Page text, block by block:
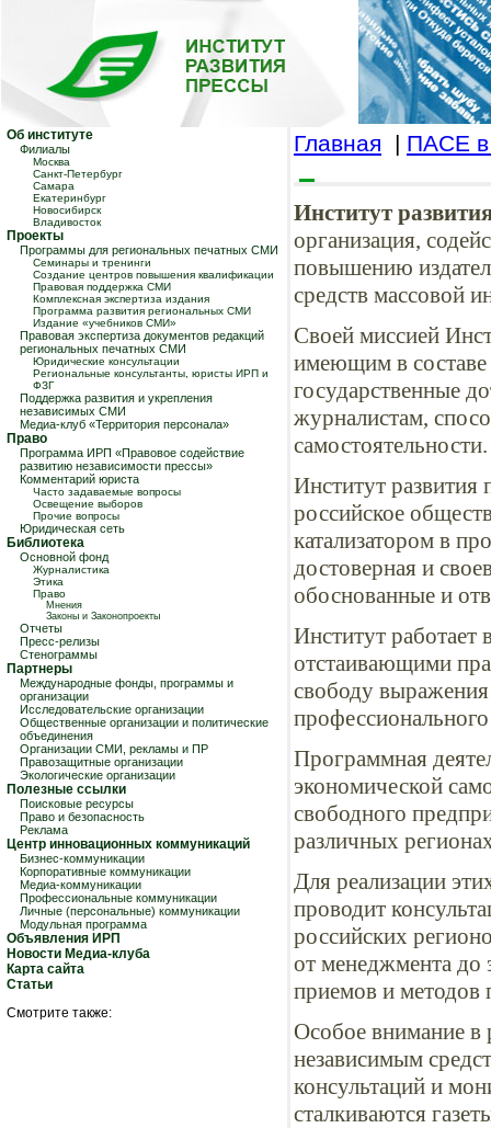
Об институте
Филиалы
Москва
Санкт-Петербург
Самара
Екатеринбург
Новосибирск
Владивосток
Проекты
Программы для региональных печатных СМИ
Семинары и тренинги
Создание центров повышения квалификации
Правовая поддержка СМИ
Комплексная экспертиза издания
Программа развития региональных СМИ
Издание «учебников СМИ»
Правовая экспертиза документов редакций
региональных печатных СМИ
Юридические консультации
Региональные консультанты, юристы ИРП и
ФЗГ
Поддержка развития и укрепления
независимых СМИ
Медиа-клуб «Территория персонала»
Право
Программа ИРП «Правовое содействие
развитию независимости прессы»
Комментарий юриста
Часто задаваемые вопросы
Освещение выборов
Прочие вопросы
Юридическая сеть
Библиотека
Основной фонд
Журналистика
Этика
Право
Мнения
Законы и Законопроекты
Отчеты
Пресс-релизы
Стенограммы
Партнеры
Международные фонды, программы и
организации
Исследовательские организации
Общественные организации и политические
объединения
Организации СМИ, рекламы и ПР
Правозащитные организации
Экологические организации
Полезные ссылки
Поисковые ресурсы
Право и безопасность
Реклама
Центр инновационных коммуникаций
Бизнес-коммуникации
Корпоративные коммуникации
Медиа-коммуникации
Профессиональные коммуникации
Личные (персональные) коммуникации
Модульная программа
Объявления ИРП
Новости Медиа-клуба
Карта сайта
Статьи
Смотрите также:
Главная | ПАСЕ в
Институт
организация,
повышению
средств массовой
Своей миссией
имеющим в составе
государственные
журналистам,
самостоятельности.
Институт развития
российское
катализатором в
достоверная и
обоснованные и
Институт работает
отстаивающими
свободу
Программная
экономической
свободного
различных
Для реализации
проводит
российских
от менеджмента до
приемов и методов
Особое внимание в
независимым
консультаций и
сталкиваются